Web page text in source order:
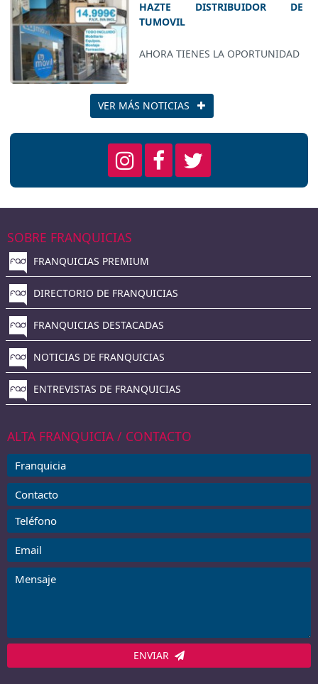
18 octubre, 2021
HAZTE DISTRIBUIDOR DE
VER MÁS NOTICIAS
SOBRE FRANQUICIAS
FRANQUICIAS PREMIUM
DIRECTORIO DE FRANQUICIAS
FRANQUICIAS DESTACADAS
NOTICIAS DE FRANQUICIAS
ENTREVISTAS DE FRANQUICIAS
ALTA FRANQUICIA / CONTACTO
ENVIAR